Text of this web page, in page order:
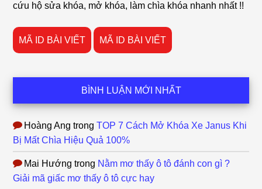
cứu hộ sửa khóa, mở khóa, làm chìa khóa nhanh nhất !!
MÃ ID BÀI VIẾT MÃ ID BÀI VIẾT
BÌNH LUẬN MỚI NHẤT
Hoàng Ang trongTOP 7 Cách Mở Khóa Xe Janus Khi
Bị Mất Chìa Hiệu Quả 100%
Mai Hướng trong Nằm mơ thấy ô tô đánh con gì ?
Giải mã giấc mơ thấy ô tô cực hay